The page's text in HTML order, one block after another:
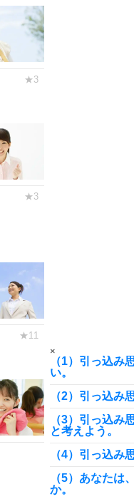
×
（1）引っ込み
い。
（2）引っ込み
（3）引っ込み
と考えよう。
（4）引っ込み
（5）あなたは
か。